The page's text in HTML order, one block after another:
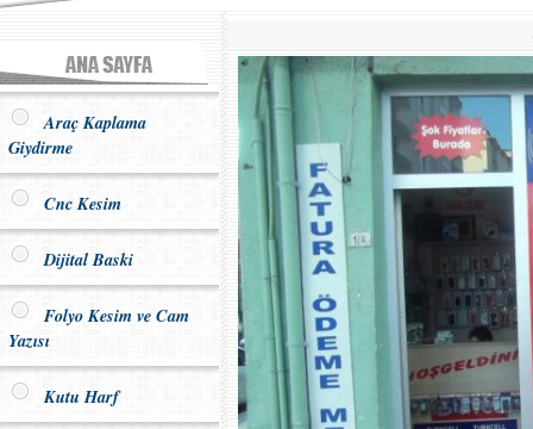
Araç Kaplama
Giydirme
Cnc Kesim
Dijital Baski
Folyo Kesim ve Cam
Yazısı
Kutu Harf